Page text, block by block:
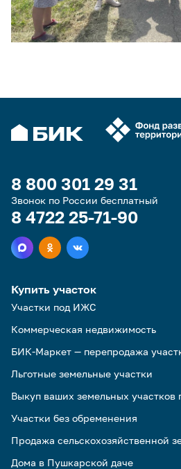
8 800 301 29 31
Звонок по России бесплатный
8 4722 25-71-90
Купить участок
Участки под ИЖС
Коммерческая недвижимость
БИК-Маркет — перепродажа
Льготные земельные участки
Выкуп ваших земельных участков
Участки без обременения
Продажа сельскохозяйственной
Дома в Пушкарской даче